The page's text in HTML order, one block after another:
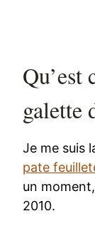
Qu’est
galette
Je me suis
pate
un
2010.